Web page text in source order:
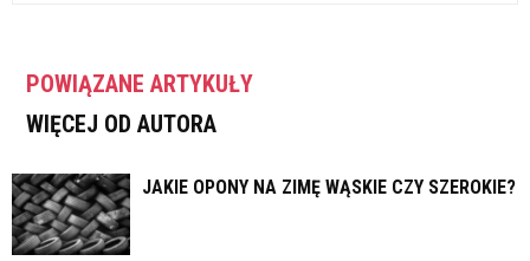
POWIĄZANE ARTYKUŁY
WIĘCEJ OD AUTORA
JAKIE OPONY NA ZIMĘ WĄSKIE CZY SZEROKIE?